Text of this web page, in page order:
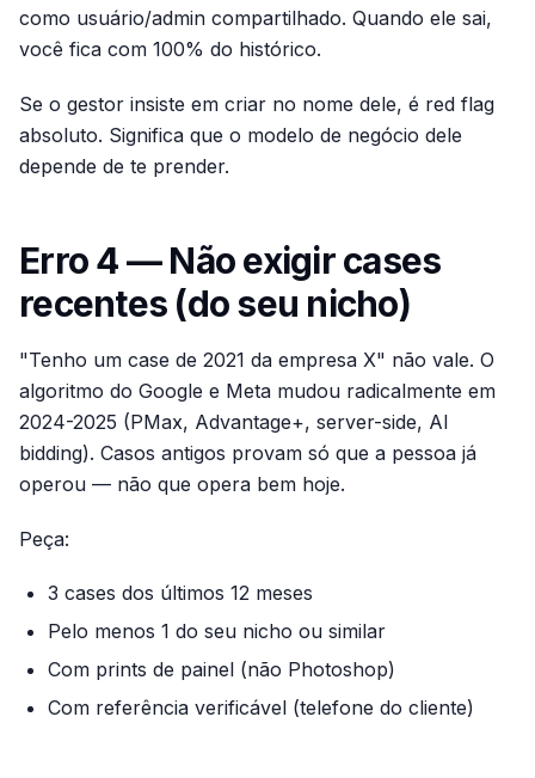
como usuário/admin compartilhado. Quando ele sai,
você fica com 100% do histórico.
Se o gestor insiste em criar no nome dele, é red flag
absoluto. Significa que o modelo de negócio dele
depende de te prender.
Erro 4 — Não exigir cases
recentes (do seu nicho)
"Tenho um case de 2021 da empresa X" não vale. O
algoritmo do Google e Meta mudou radicalmente em
2024-2025 (PMax, Advantage+, server-side, AI
bidding). Casos antigos provam só que a pessoa já
operou — não que opera bem hoje.
Peça:
3 cases dos últimos 12 meses
Pelo menos 1 do seu nicho ou similar
Com prints de painel (não Photoshop)
Com referência verificável (telefone do cliente)